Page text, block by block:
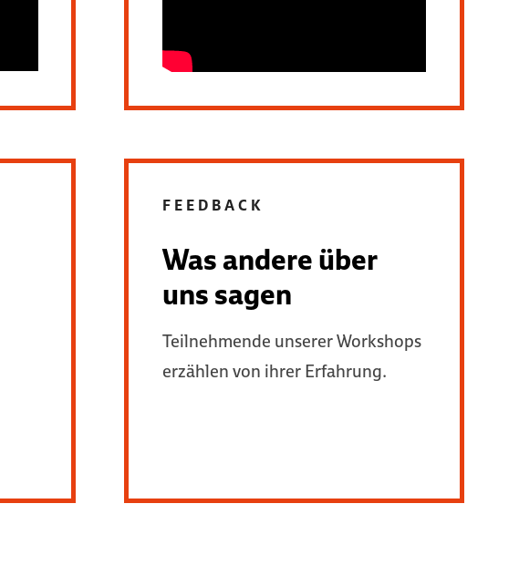
FEEDBACK
Was andere über
uns sagen
Teilnehmende unserer Workshops
erzählen von ihrer Erfahrung.